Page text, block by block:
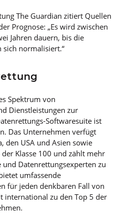
The Guardian zitiert Quellen
Prognose: „Es wird zwischen
Jahren dauern, bis die
normalisiert.“
Spektrum von
Dienstleistungen zur
Softwaresuite ist
Das Unternehmen verfügt
den USA und Asien sowie
Klasse 100 und zählt mehr
und Datenrettungsexperten zu
umfassende
für jeden denkbaren Fall von
international zu den Top 5 der